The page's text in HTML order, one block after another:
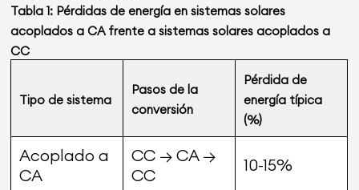
Tabla 1: Pérdidas de energía en sistemas solares
acoplados a CA frente a sistemas solares acoplados a
CC
Tipo de sistema
Pasos de la
conversión
Pérdida de
energía típica
(%)
Acoplado a
CA
CC → CA →
CC
10-15%